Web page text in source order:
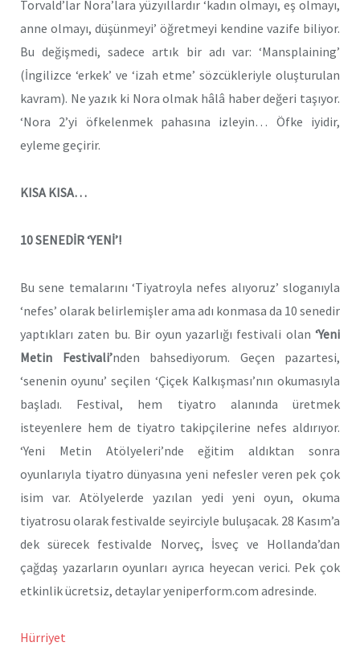
Torvald’lar Nora’lara yüzyıllardır ‘kadın olmayı, eş olmayı,
anne olmayı, düşünmeyi’ öğretmeyi kendine vazife biliyor.
Bu değişmedi, sadece artık bir adı var: ‘Mansplaining’
(İngilizce ‘erkek’ ve ‘izah etme’ sözcükleriyle oluşturulan
kavram). Ne yazık ki Nora olmak hâlâ haber değeri taşıyor.
‘Nora 2’yi öfkelenmek pahasına izleyin… Öfke iyidir,
eyleme geçirir.
KISA KISA…
10 SENEDİR ‘YENİ’!
Bu sene temalarını ‘Tiyatroyla nefes alıyoruz’ sloganıyla
‘nefes’ olarak belirlemişler ama adı konmasa da 10 senedir
yaptıkları zaten bu. Bir oyun yazarlığı festivali olan ‘Yeni
Metin Festivali’nden bahsediyorum. Geçen pazartesi,
‘senenin oyunu’ seçilen ‘Çiçek Kalkışması’nın okumasıyla
başladı. Festival, hem tiyatro alanında üretmek
isteyenlere hem de tiyatro takipçilerine nefes aldırıyor.
‘Yeni Metin Atölyeleri’nde eğitim aldıktan sonra
oyunlarıyla tiyatro dünyasına yeni nefesler veren pek çok
isim var. Atölyelerde yazılan yedi yeni oyun, okuma
tiyatrosu olarak festivalde seyirciyle buluşacak. 28 Kasım’a
dek sürecek festivalde Norveç, İsveç ve Hollanda’dan
çağdaş yazarların oyunları ayrıca heyecan verici. Pek çok
etkinlik ücretsiz, detaylar yeniperform.com adresinde.
Hürriyet